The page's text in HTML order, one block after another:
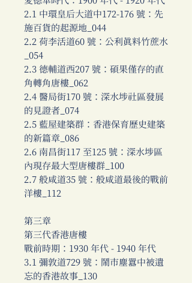
2.1 中環皇后大道中172-176 號：先
施百貨的起源地_044
2.2 荷李活道60 號：公利真料竹蔗水
_054
2.3 德輔道西207 號：碩果僅存的直
角轉角唐樓_062
2.4 醫局街170 號：深水埗社區發展
的見證者_074
2.5 藍屋建築群：香港保育歷史建築
的新篇章_086
2.6 南昌街117 至125 號：深水埗區
內現存最大型唐樓群_100
2.7 般咸道35 號：般咸道最後的戰前
洋樓_112
第三章
第三代香港唐樓
戰前時期：1930 年代 - 1940 年代
3.1 彌敦道729 號：鬧市塵囂中被遺
忘的香港故事_130